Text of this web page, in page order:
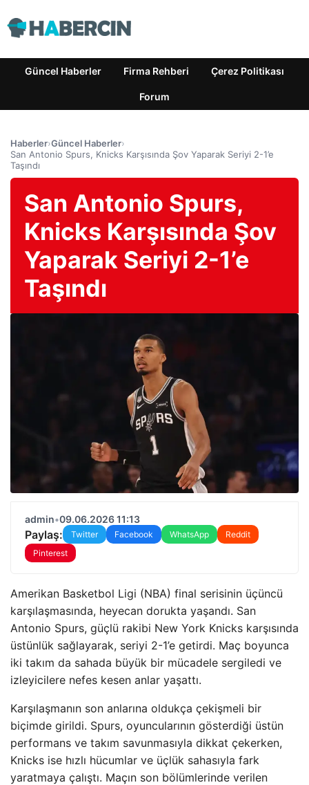
Güncel Haberler Firma Rehberi Çerez Politikası
Forum
Haberler›Güncel Haberler›
San Antonio Spurs, Knicks Karşısında Şov Yaparak Seriyi 2-1’e
Taşındı
San Antonio Spurs,
Knicks Karşısında Şov
Yaparak Seriyi 2-1’e
Taşındı
admin•09.06.2026 11:13
Paylaş: Twitter Facebook WhatsApp
Reddit
Pinterest
Amerikan Basketbol Ligi (NBA) final serisinin üçüncü
karşılaşmasında, heyecan dorukta yaşandı. San
Antonio Spurs, güçlü rakibi New York Knicks karşısında
üstünlük sağlayarak, seriyi 2-1’e getirdi. Maç boyunca
iki takım da sahada büyük bir mücadele sergiledi ve
izleyicilere nefes kesen anlar yaşattı.
Karşılaşmanın son anlarına oldukça çekişmeli bir
biçimde girildi. Spurs, oyuncularının gösterdiği üstün
performans ve takım savunmasıyla dikkat çekerken,
Knicks ise hızlı hücumlar ve üçlük sahasıyla fark
yaratmaya çalıştı. Maçın son bölümlerinde verilen